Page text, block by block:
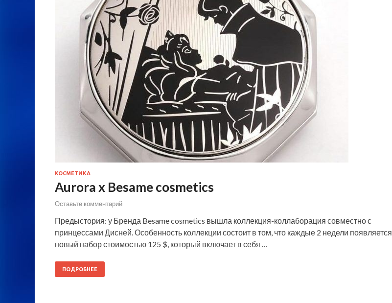
КОСМЕТИКА
Aurora x Besame cosmetics
Оставьте комментарий
Предыстория: у Бренда Besame cosmetics вышла коллекция-коллаборация совместно с
принцессами Дисней. Особенность коллекции состоит в том, что каждые 2 недели появляется
новый набор стоимостью 125 $, который включает в себя …
ПОДРОБНЕЕ